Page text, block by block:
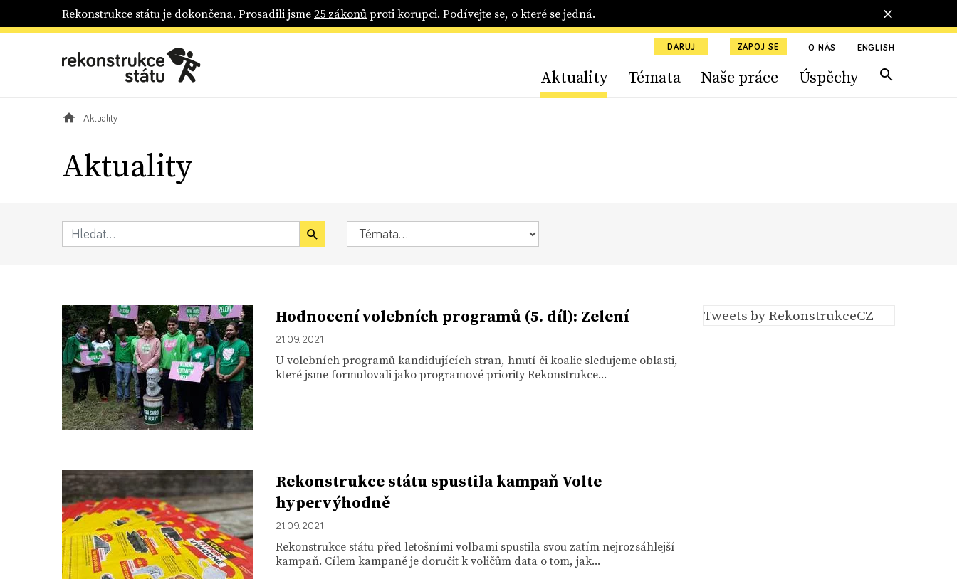
Rekonstrukce státu je dokončena. Prosadili jsme25 zákonůproti korupci. Podívejte se, o které se jedná.
DARUJ ZAPOJ SE O NÁS ENGLISH
Aktuality Témata Naše práce Úspěchy
Aktuality
Aktuality
Hodnocení volebních programů (5. díl): Zelení
21. 09. 2021
U volebních programů kandidujících stran, hnutí či koalic sledujeme oblasti,
které jsme formulovali jako programové priority Rekonstrukce...
Rekonstrukce státu spustila kampaň Volte
hypervýhodně
21. 09. 2021
Rekonstrukce státu před letošními volbami spustila svou zatím nejrozsáhlejší
kampaň. Cílem kampaně je doručit k voličům data o tom, jak...
Tweets by RekonstrukceCZ